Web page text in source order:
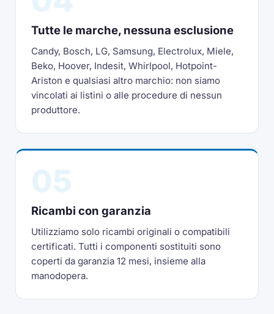
Tutte le marche, nessuna esclusione
Candy, Bosch, LG, Samsung, Electrolux, Miele,
Beko, Hoover, Indesit, Whirlpool, Hotpoint-
Ariston e qualsiasi altro marchio: non siamo
vincolati ai listini o alle procedure di nessun
produttore.
Ricambi con garanzia
Utilizziamo solo ricambi originali o compatibili
certificati. Tutti i componenti sostituiti sono
coperti da garanzia 12 mesi, insieme alla
manodopera.